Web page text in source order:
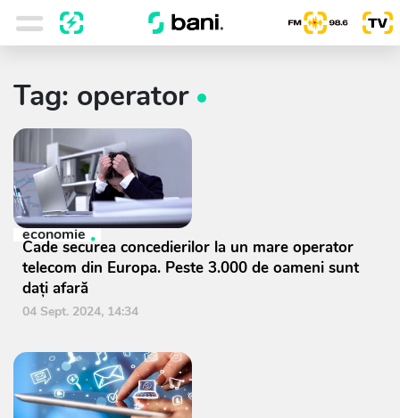
Tag: operator
economie
Cade securea concedierilor la un mare operator
telecom din Europa. Peste 3.000 de oameni sunt
daţi afară
04 Sept. 2024, 14:34